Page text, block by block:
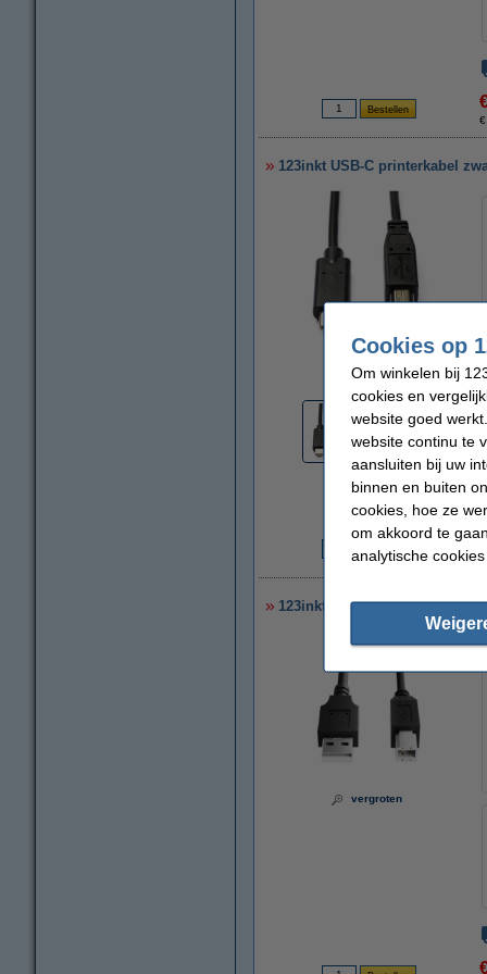
123inkt USB-C printerkabel
123inkt USB-printerkabel
vergroten
Cookies op
Om winkelen bij
cookies en
website goed
website continu te
aansluiten bij uw
binnen en buiten
cookies, hoe ze
om akkoord te
analytische